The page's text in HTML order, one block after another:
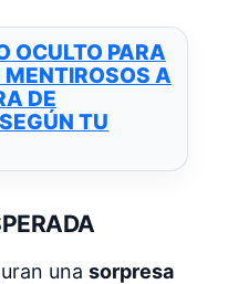
OCULTO PARA
MENTIROSOS A
DE
TU
una sorpresa